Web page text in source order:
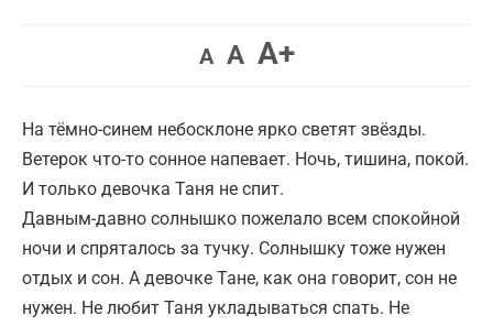
AУменьшить
AВернуть
A+Увеличить
На тёмно-синем небосклоне ярко светят звёзды.
Ветерок что-то сонное напевает. Ночь, тишина, покой.
И только девочка Таня не спит.
Давным-давно солнышко пожелало всем спокойной
ночи и спряталось за тучку. Cолнышку тоже нужен
отдых и сон. А девочке Тане, как она говорит, сон не
нужен. Не любит Таня укладываться спать. Не